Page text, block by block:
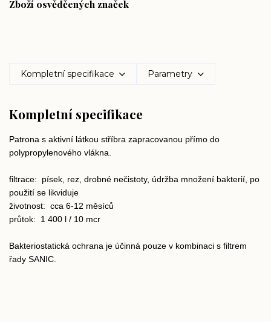
Zboží osvědčených značek
Kompletní specifikace Parametry
Kompletní specifikace
Patrona s aktivní látkou stříbra zapracovanou přímo do
polypropylenového vlákna.
filtrace: písek, rez, drobné nečistoty, údržba množení bakterií, po
použití se likviduje
životnost: cca 6-12 měsíců
průtok: 1 400 l / 10 mcr
Bakteriostatická ochrana je účinná pouze v kombinaci s filtrem
řady SANIC.